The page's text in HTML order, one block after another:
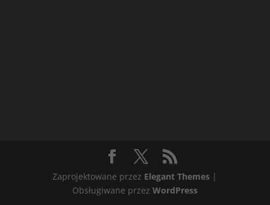
Zaprojektowane przez Elegant Themes |
Obsługiwane przez WordPress